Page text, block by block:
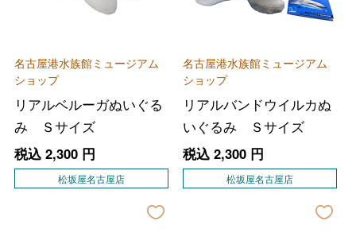
名古屋港水族館ミュージアム
ショップ
リアルベルーガぬいぐる
み Ｓサイズ
税込 2,300円
松坂屋名古屋店
名古屋港水族館ミュージアム
ショップ
リアルバンドウイルカぬ
いぐるみ Ｓサイズ
税込 2,300円
松坂屋名古屋店